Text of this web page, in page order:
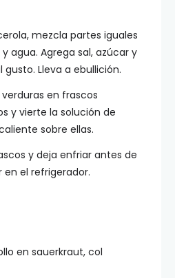
mezcla partes iguales
agua. Agrega sal, azúcar y
gusto. Lleva a ebullición.
en frascos
y vierte la solución de
sobre ellas.
y deja enfriar antes de
el refrigerador.
en sauerkraut, col